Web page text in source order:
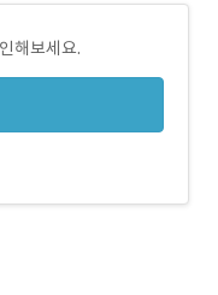
해보세요.